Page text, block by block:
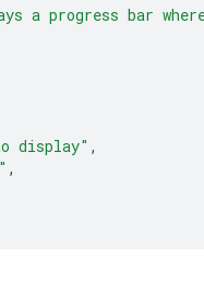
a progress bar
display" ,
,